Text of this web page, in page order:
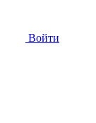
Войти